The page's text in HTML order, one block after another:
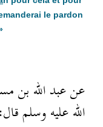
le pardon
عن عبد الله بن
الله عليه وسلم قال: